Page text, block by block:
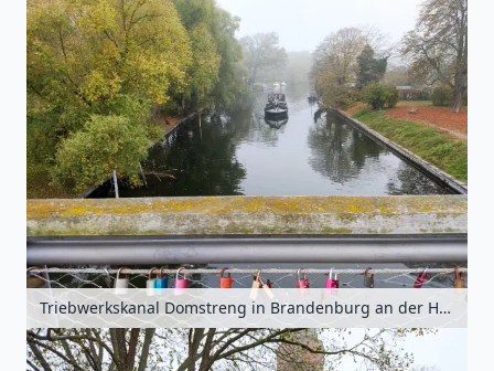
Triebwerkskanal Domstreng in Brandenburg an der Havel, Havelland, Brandenburg, Deutschland